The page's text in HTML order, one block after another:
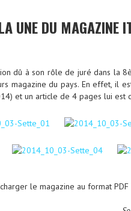
UNE DU MAGAZINE
dû à son rôle de juré dans la
magazine du pays. En effet, il
et un article de 4 pages lui est
le magazine au format